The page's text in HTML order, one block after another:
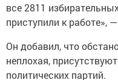
все 2811
приступили к
Он добавил, что
неплохая,
политических партий.